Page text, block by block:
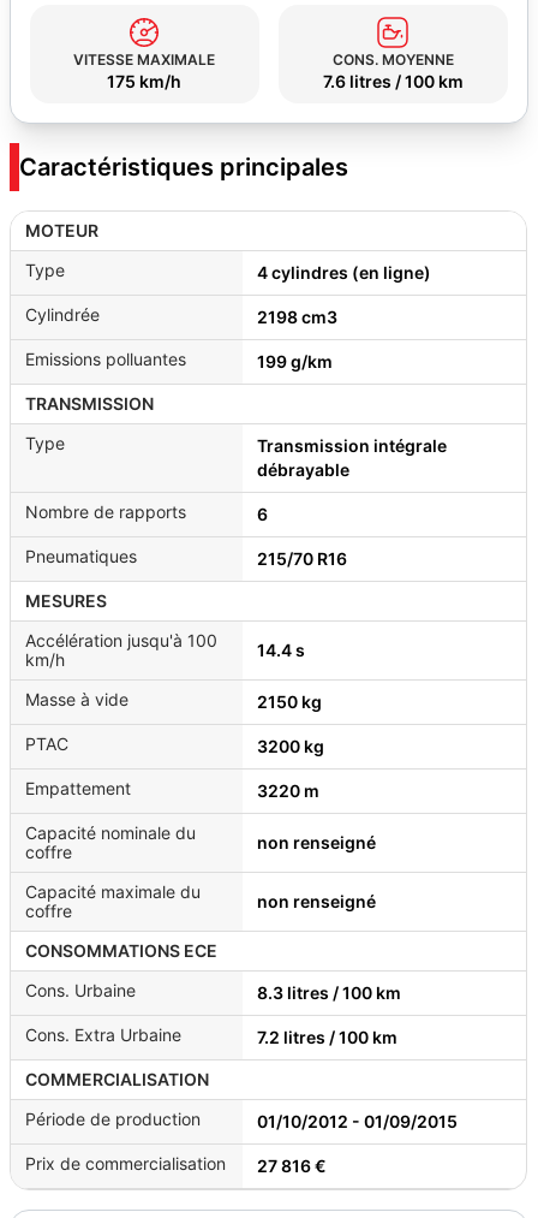
VITESSE MAXIMALE
175 km/h
CONS. MOYENNE
7.6 litres / 100 km
Caractéristiques principales
MOTEUR
Type
4 cylindres (en ligne)
Cylindrée 2198 cm3
Emissions polluantes 199 g/km
TRANSMISSION
Type
Transmission intégrale
débrayable
Nombre de rapports 6
Pneumatiques 215/70 R16
MESURES
Accélération jusqu'à 100
km/h
14.4 s
Masse à vide 2150 kg
PTAC 3200 kg
Empattement 3220 m
Capacité nominale du
coffre
non renseigné
Capacité maximale du
coffre
non renseigné
CONSOMMATIONS ECE
Cons. Urbaine
8.3 litres / 100 km
Cons. Extra Urbaine 7.2 litres / 100 km
COMMERCIALISATION
Période de production
01/10/2012 - 01/09/2015
Prix de commercialisation 27 816 €